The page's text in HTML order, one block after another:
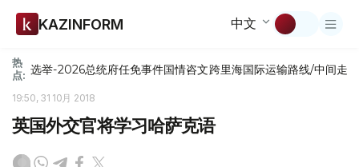
KAZINFORM 中文
热
点: 选举-2026总统府任免事件国情咨文跨里海国际运输路线/中间走廊
19:50, 31 10月 2018
英国外交官将学习哈萨克语